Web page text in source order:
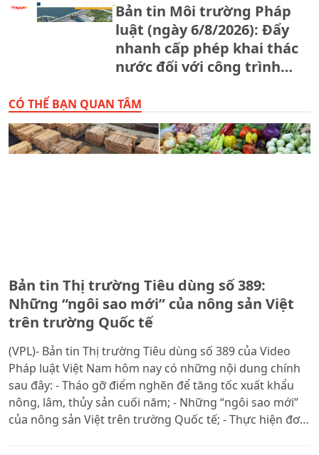
Bản tin Môi trường Pháp
luật (ngày 6/8/2026): Đẩy
nhanh cấp phép khai thác
nước đối với công trình
CÓ THỂ BẠN QUAN TÂM
Bản tin Thị trường Tiêu dùng số 389:
Những “ngôi sao mới” của nông sản Việt
trên trường Quốc tế
(VPL)- Bản tin Thị trường Tiêu dùng số 389 của Video
Pháp luật Việt Nam hôm nay có những nội dung chính
sau đây: - Tháo gỡ điểm nghẽn để tăng tốc xuất khẩu
nông, lâm, thủy sản cuối năm; - Những “ngôi sao mới”
của nông sản Việt trên trường Quốc tế; - Thực hiện đơn